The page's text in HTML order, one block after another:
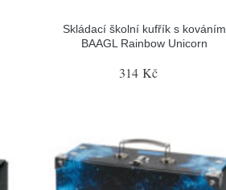
Skládací školní kufřík s kováním
BAAGL Rainbow Unicorn
314 Kč